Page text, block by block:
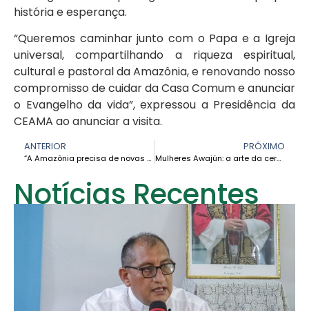
história e esperança.
“Queremos caminhar junto com o Papa e a Igreja
universal, compartilhando a riqueza espiritual,
cultural e pastoral da Amazônia, e renovando nosso
compromisso de cuidar da Casa Comum e anunciar
o Evangelho da vida”, expressou a Presidência da
CEAMA ao anunciar a visita.
ANTERIOR
“A Amazônia precisa de novas relações baseadas no cuidado e no respeito” – Cardeal Leonardo Steiner
PRÓXIMO
Mulheres Awajún: a arte da cerâmica como resistência contra a mineração ilegal na Amazônia peruana
Notícias Recentes